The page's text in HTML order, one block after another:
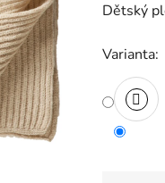
Dětský
Varianta: